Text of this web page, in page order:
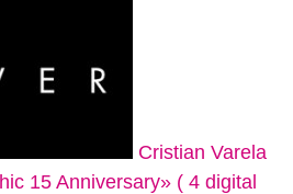
Cristian Varela
15 Anniversary» ( 4 digital